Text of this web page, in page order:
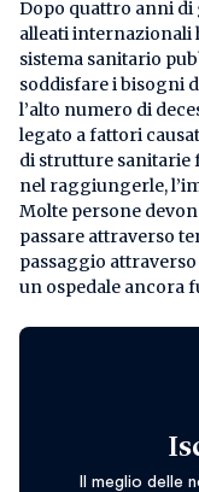
Dopo quattro anni
alleati internazionali
sistema sanitario
soddisfare i bisogni
l’alto numero di
legato a fattori
di strutture sanitarie
nel raggiungerle,
Molte persone
passare attraverso
passaggio
un ospedale ancora
Il meglio delle